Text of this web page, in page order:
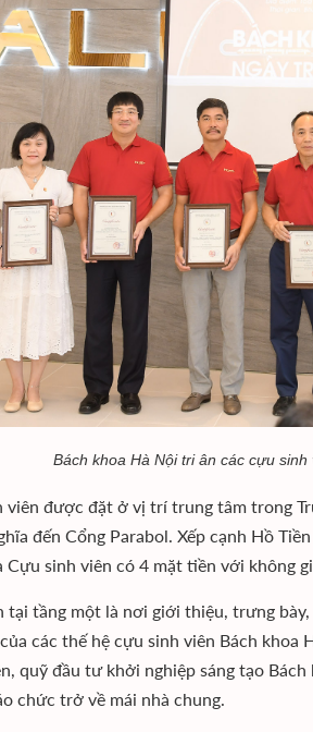
Bách khoa Hà Nội tri ân các cựu sinh
viên được đặt ở vị trí trung tâm trong
đến Cổng Parabol. Xếp cạnh Hồ
Cựu sinh viên có 4 mặt tiền với không
tại tầng một là nơi giới thiệu, trưng
các thế hệ cựu sinh viên Bách khoa
quỹ đầu tư khởi nghiệp sáng tạo
chức trở về mái nhà chung.